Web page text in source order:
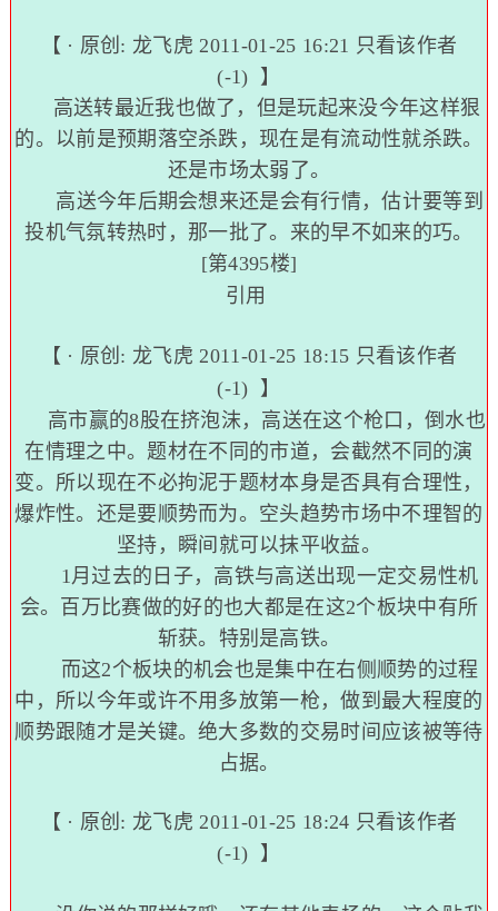
【 · 原创: 龙飞虎 2011-01-25 16:21 只看该作者
(-1) 】
高送转最近我也做了，但是玩起来没今年这样狠
的。以前是预期落空杀跌，现在是有流动性就杀跌。
还是市场太弱了。
高送今年后期会想来还是会有行情，估计要等到
投机气氛转热时，那一批了。来的早不如来的巧。
[第4395楼]
引用
【 · 原创: 龙飞虎 2011-01-25 18:15 只看该作者
(-1) 】
高市赢的8股在挤泡沫，高送在这个枪口，倒水也
在情理之中。题材在不同的市道，会截然不同的演
变。所以现在不必拘泥于题材本身是否具有合理性，
爆炸性。还是要顺势而为。空头趋势市场中不理智的
坚持，瞬间就可以抹平收益。
1月过去的日子，高铁与高送出现一定交易性机
会。百万比赛做的好的也大都是在这2个板块中有所
斩获。特别是高铁。
而这2个板块的机会也是集中在右侧顺势的过程
中，所以今年或许不用多放第一枪，做到最大程度的
顺势跟随才是关键。绝大多数的交易时间应该被等待
占据。
【 · 原创: 龙飞虎 2011-01-25 18:24 只看该作者
(-1) 】